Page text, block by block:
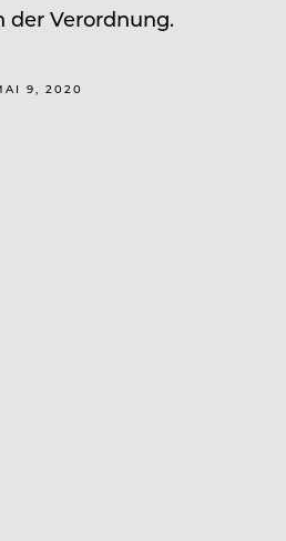
der Verordnung.
9, 2020